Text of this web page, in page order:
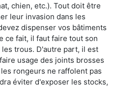
chien, etc.). Tout doit être
leur invasion dans les
dispenser vos bâtiments
ce fait, il faut faire tout son
trous. D'autre part, il est
usage des joints brosses
rongeurs ne raffolent pas
éviter d'exposer les stocks,